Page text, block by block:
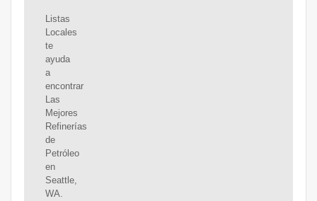
Listas
Locales
te
ayuda
a
encontrar
Las
Mejores
Refinerías
de
Petróleo
en
Seattle,
WA.